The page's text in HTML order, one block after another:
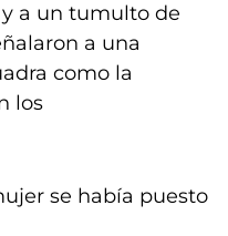
a un tumulto de
a una
como la
los
se había puesto